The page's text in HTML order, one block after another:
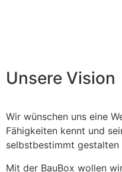
Unsere Vision
Wir wünschen uns eine
Fähigkeiten kennt und
selbstbestimmt gestalten
Mit der BauBox wollen